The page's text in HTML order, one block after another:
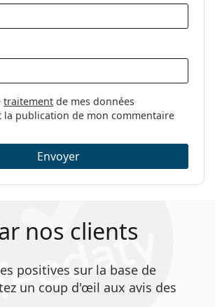
Lunettes de vue
Ray-Ban
0RX7047 5769 54
traitement de mes données
la publication de mon commentaire
Envoyer
nos clients
positives sur la base de
un coup d'œil aux avis des